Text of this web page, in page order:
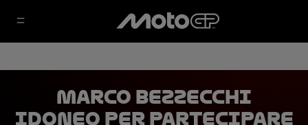
Marco Bezzecchi
idoneo per partecipare